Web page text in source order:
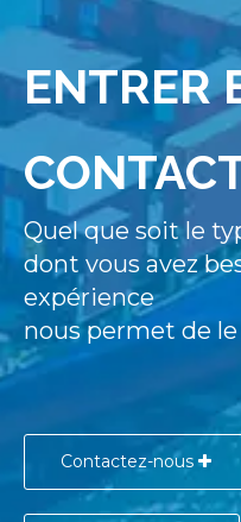
ENTRER
Quel que soit le
dont vous avez
expérience
nous permet de
Contactez-nous